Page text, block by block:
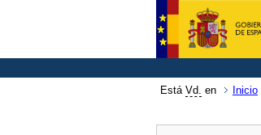
Está Vd. en Inicio